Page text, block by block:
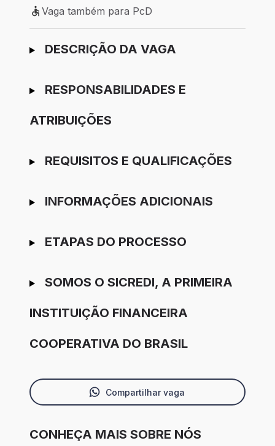
Vaga também para PcD
Vaga também para PcD
Ir para candidatura
DESCRIÇÃO DA VAGA
RESPONSABILIDADES E
ATRIBUIÇÕES
REQUISITOS E QUALIFICAÇÕES
INFORMAÇÕES ADICIONAIS
ETAPAS DO PROCESSO
SOMOS O SICREDI, A PRIMEIRA
INSTITUIÇÃO FINANCEIRA
COOPERATIVA DO BRASIL
Compartilhar vaga
CONHEÇA MAIS SOBRE NÓS